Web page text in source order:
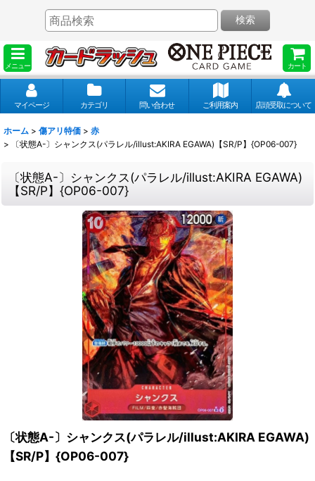
メニュー カート
検索
マイページ カテゴリ 問い合わせ ご利用案内 店頭受取について
ホーム > 傷アリ特価 > 赤
>
〔状態A-〕シャンクス(パラレル/illust:AKIRA EGAWA)【SR/P】{OP06-007}
〔状態A-〕シャンクス(パラレル/illust:AKIRA EGAWA)
【SR/P】{OP06-007}
〔状態A-〕シャンクス(パラレル/illust:AKIRA EGAWA)
【SR/P】{OP06-007}